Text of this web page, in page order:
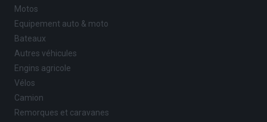
Motos
Equipement auto & moto
Bateaux
Autres véhicules
Engins agricole
Vélos
Camion
Remorques et caravanes